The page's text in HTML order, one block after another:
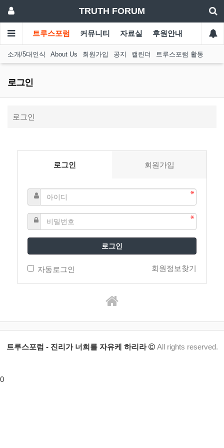
TRUTH FORUM
트루스포럼 커뮤니티 자료실 후원안내
소개/5대인식 About Us 회원가입 공지 캘린더 트루스포럼 활동
로그인
로그인
로그인 회원가입
로그인
자동로그인 회원정보찾기
트루스포럼 - 진리가 너희를 자유케 하리라 All rights reserved.
0